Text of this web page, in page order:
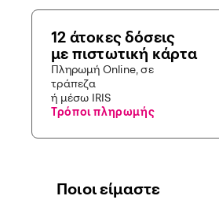
Ποιοι είμαστε
12 άτοκες δόσεις
με πιστωτική κάρτα
Πληρωμή Online, σε
τράπεζα
ή μέσω IRIS
Τρόποι πληρωμής